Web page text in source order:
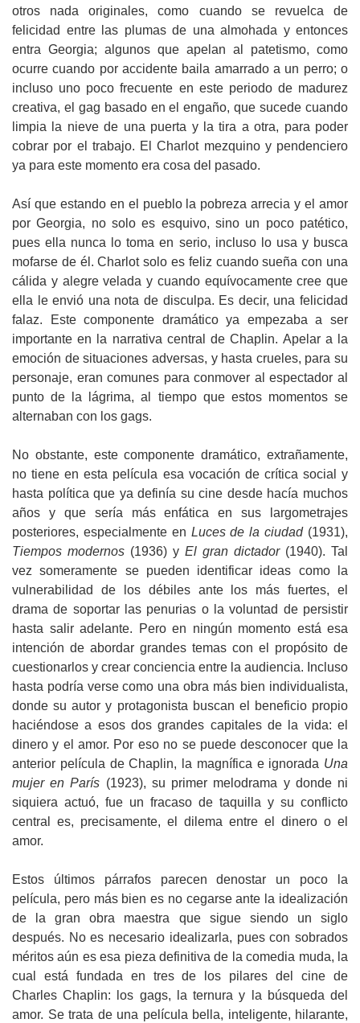
otros nada originales, como cuando se revuelca de
felicidad entre las plumas de una almohada y entonces
entra Georgia; algunos que apelan al patetismo, como
ocurre cuando por accidente baila amarrado a un perro; o
incluso uno poco frecuente en este periodo de madurez
creativa, el gag basado en el engaño, que sucede cuando
limpia la nieve de una puerta y la tira a otra, para poder
cobrar por el trabajo. El Charlot mezquino y pendenciero
ya para este momento era cosa del pasado.
Así que estando en el pueblo la pobreza arrecia y el amor
por Georgia, no solo es esquivo, sino un poco patético,
pues ella nunca lo toma en serio, incluso lo usa y busca
mofarse de él. Charlot solo es feliz cuando sueña con una
cálida y alegre velada y cuando equívocamente cree que
ella le envió una nota de disculpa. Es decir, una felicidad
falaz. Este componente dramático ya empezaba a ser
importante en la narrativa central de Chaplin. Apelar a la
emoción de situaciones adversas, y hasta crueles, para su
personaje, eran comunes para conmover al espectador al
punto de la lágrima, al tiempo que estos momentos se
alternaban con los gags.
No obstante, este componente dramático, extrañamente,
no tiene en esta película esa vocación de crítica social y
hasta política que ya definía su cine desde hacía muchos
años y que sería más enfática en sus largometrajes
posteriores, especialmente en Luces de la ciudad (1931),
Tiempos modernos (1936) y El gran dictador (1940). Tal
vez someramente se pueden identificar ideas como la
vulnerabilidad de los débiles ante los más fuertes, el
drama de soportar las penurias o la voluntad de persistir
hasta salir adelante. Pero en ningún momento está esa
intención de abordar grandes temas con el propósito de
cuestionarlos y crear conciencia entre la audiencia. Incluso
hasta podría verse como una obra más bien individualista,
donde su autor y protagonista buscan el beneficio propio
haciéndose a esos dos grandes capitales de la vida: el
dinero y el amor. Por eso no se puede desconocer que la
anterior película de Chaplin, la magnífica e ignorada Una
mujer en París (1923), su primer melodrama y donde ni
siquiera actuó, fue un fracaso de taquilla y su conflicto
central es, precisamente, el dilema entre el dinero o el
amor.
Estos últimos párrafos parecen denostar un poco la
película, pero más bien es no cegarse ante la idealización
de la gran obra maestra que sigue siendo un siglo
después. No es necesario idealizarla, pues con sobrados
méritos aún es esa pieza definitiva de la comedia muda, la
cual está fundada en tres de los pilares del cine de
Charles Chaplin: los gags, la ternura y la búsqueda del
amor. Se trata de una película bella, inteligente, hilarante,